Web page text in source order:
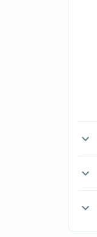
expand_more
expand_more
expand_more